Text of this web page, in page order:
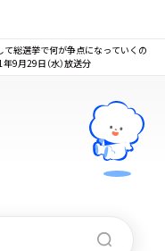
て総選挙で何が争点になっていくの
9月29日（水）放送分